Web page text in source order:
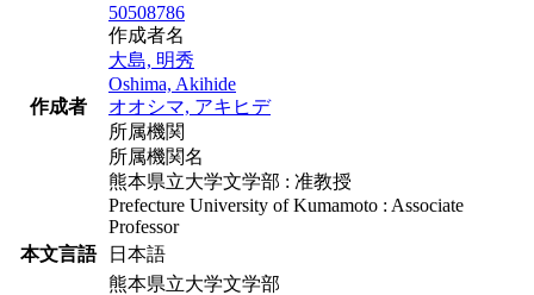
作成者
50508786
作成者名
大島, 明秀
Oshima, Akihide
オオシマ, アキヒデ
所属機関
所属機関名
熊本県立大学文学部 : 准教授
Prefecture University of Kumamoto : Associate
Professor
本文言語
日本語
熊本県立大学文学部